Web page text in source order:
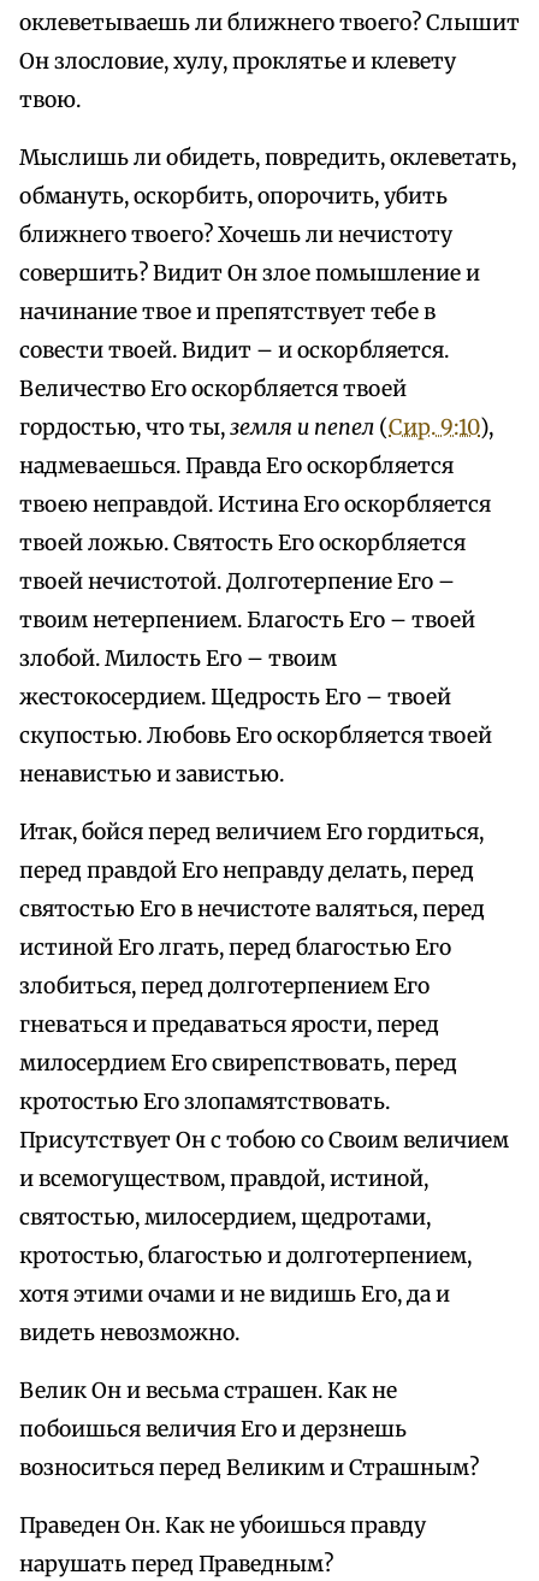
оклеветываешь ли ближнего твоего? Слышит
Он злословие, хулу, проклятье и клевету
твою.
Мыслишь ли обидеть, повредить, оклеветать,
обмануть, оскорбить, опорочить, убить
ближнего твоего? Хочешь ли нечистоту
совершить? Видит Он злое помышление и
начинание твое и препятствует тебе в
совести твоей. Видит – и оскорбляется.
Величество Его оскорбляется твоей
гордостью, что ты,земля и пепел (Сир. 9:10),
надмеваешься. Правда Его оскорбляется
твоею неправдой. Истина Его оскорбляется
твоей ложью. Святость Его оскорбляется
твоей нечистотой. Долготерпение Его –
твоим нетерпением. Благость Его – твоей
злобой. Милость Его – твоим
жестокосердием. Щедрость Его – твоей
скупостью. Любовь Его оскорбляется твоей
ненавистью и завистью.
Итак, бойся перед величием Его гордиться,
перед правдой Его неправду делать, перед
святостью Его в нечистоте валяться, перед
истиной Его лгать, перед благостью Его
злобиться, перед долготерпением Его
гневаться и предаваться ярости, перед
милосердием Его свирепствовать, перед
кротостью Его злопамятствовать.
Присутствует Он с тобою со Своим величием
и всемогуществом, правдой, истиной,
святостью, милосердием, щедротами,
кротостью, благостью и долготерпением,
хотя этими очами и не видишь Его, да и
видеть невозможно.
Велик Он и весьма страшен. Как не
побоишься величия Его и дерзнешь
возноситься перед Великим и Страшным?
Праведен Он. Как не убоишься правду
нарушать перед Праведным?